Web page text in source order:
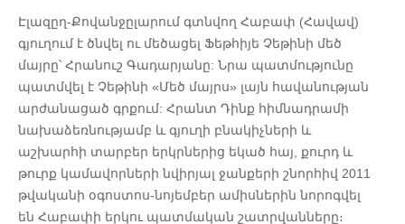
Էլազըղ-Քովանջըլարում գտնվող Հաբափ (Հավավ)
գյուղում է ծնվել ու մեծացել Ֆեթհիյե Չեթինի մեծ
մայրը՝ Հրանուշ Գադարյանը: Նրա պատմությունը
պատմվել է Չեթինի «Մեծ մայրս» լայն հավանության
արժանացած գրքում: Հրանտ Դինք հիմնադրամի
նախաձեռնությամբ և գյուղի բնակիչների և
աշխարհի տարբեր երկրներից եկած հայ, քուրդ և
թուրք կամավորների նվիրյալ ջանքերի շնորհիվ 2011
թվականի օգոստոս-նոյեմբեր ամիսներին նորոգվել
են Հաբափի երկու պատմական շատրվանները։